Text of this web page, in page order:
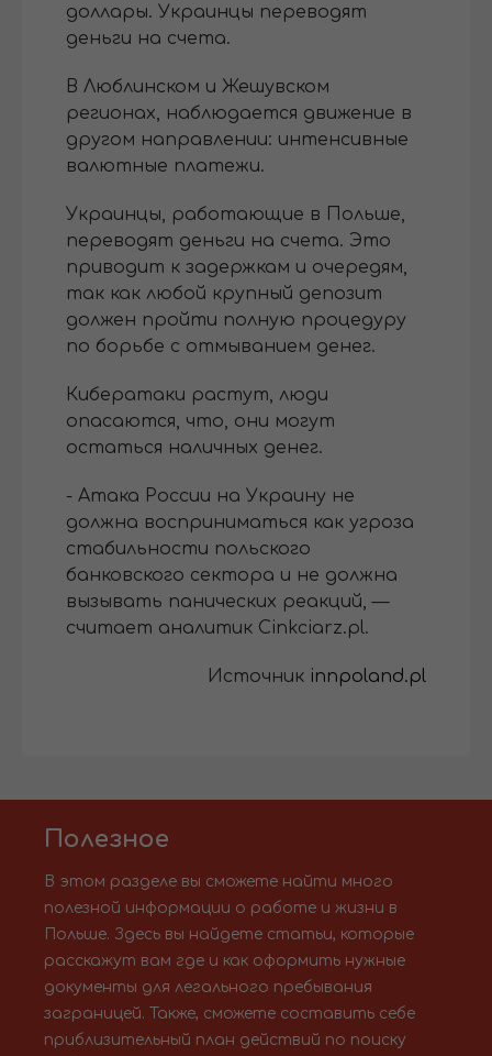
доллары. Украинцы переводят
деньги на счета.
В Люблинском и Жешувском
регионах, наблюдается движение в
другом направлении: интенсивные
валютные платежи.
Украинцы, работающие в Польше,
переводят деньги на счета. Это
приводит к задержкам и очередям,
так как любой крупный депозит
должен пройти полную процедуру
по борьбе с отмыванием денег.
Кибератаки растут, люди
опасаются, что, они могут
остаться наличных денег.
- Атака России на Украину не
должна восприниматься как угроза
стабильности польского
банковского сектора и не должна
вызывать панических реакций, —
считает аналитик Cinkciarz.pl.
Источник innpoland.pl
Полезное
В этом разделе вы сможете найти много
полезной информации о работе и жизни в
Польше. Здесь вы найдете статьи, которые
расскажут вам где и как оформить нужные
документы для легального пребывания
заграницей. Также, сможете составить себе
приблизительный план действий по поиску